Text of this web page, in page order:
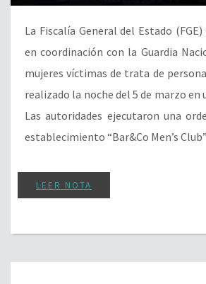
La Fiscalía General del Estado
en coordinación con la Guardia
mujeres víctimas de trata de
realizado la noche del 5 de marzo en
Las autoridades ejecutaron una
establecimiento “Bar&Co Men’s
LEER NOTA